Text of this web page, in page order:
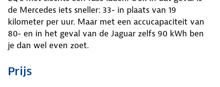
de Mercedes iets sneller: 33- in plaats van 19
kilometer per uur. Maar met een accucapaciteit van
80- en in het geval van de Jaguar zelfs 90 kWh ben
je dan wel even zoet.
Prijs